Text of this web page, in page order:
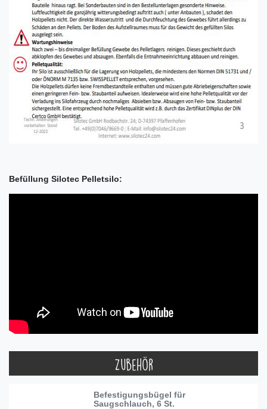
Befüllung Silotec Pelletsilo:
Zubehör
Befestigungsbügel für
Saugschlauch, 6 St.